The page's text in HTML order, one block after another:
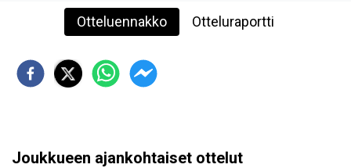
Otteluennakko Otteluraportti
Joukkueen ajankohtaiset ottelut